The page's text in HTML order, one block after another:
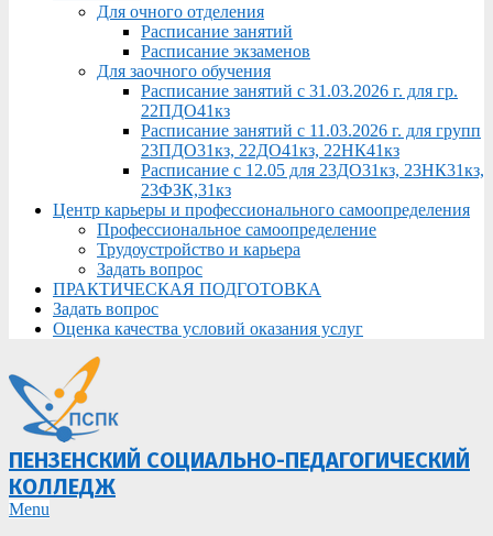
Для очного отделения
Расписание занятий
Расписание экзаменов
Для заочного обучения
Расписание занятий с 31.03.2026 г. для гр.
22ПДО41кз
Расписание занятий с 11.03.2026 г. для групп
23ПДО31кз, 22ДО41кз, 22НК41кз
Расписание с 12.05 для 23ДО31кз, 23НК31кз,
23ФЗК,31кз
Центр карьеры и профессионального самоопределения
Профессиональное самоопределение
Трудоустройство и карьера
Задать вопрос
ПРАКТИЧЕСКАЯ ПОДГОТОВКА
Задать вопрос
Оценка качества условий оказания услуг
ПЕНЗЕНСКИЙ СОЦИАЛЬНО-ПЕДАГОГИЧЕСКИЙ
КОЛЛЕДЖ
Primary
Menu